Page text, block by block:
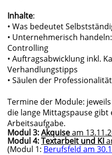
Inhalte:
• Was bedeutet
• Unternehmerisch
Controlling
• Auftragsabwicklung inkl.
Verhandlungstipps
• Säulen der Professionalität
Termine der Module:
die lange Mittagspause gibt
Arbeitsaufgabe.
Modul 3:Akquiseam
Modul 4:Textarbeit und KI
(Modul 1: Berufsfeld am